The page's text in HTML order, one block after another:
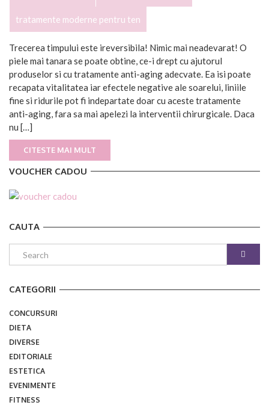
tratamente moderne pentru ten
Trecerea timpului este ireversibila! Nimic mai neadevarat! O
piele mai tanara se poate obtine, ce-i drept cu ajutorul
produselor si cu tratamente anti-aging adecvate. Ea isi poate
recapata vitalitatea iar efectele negative ale soarelui, liniile
fine si ridurile pot fi indepartate doar cu aceste tratamente
anti-aging, fara sa mai apelezi la interventii chirurgicale. Daca
nu […]
CITESTE MAI MULT
VOUCHER CADOU
CAUTA
CATEGORII
CONCURSURI
DIETA
DIVERSE
EDITORIALE
ESTETICA
EVENIMENTE
FITNESS